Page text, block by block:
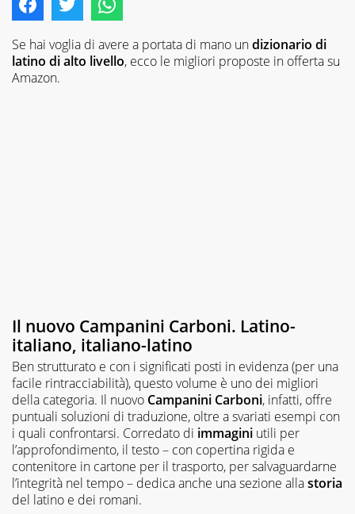
Se hai voglia di avere a portata di mano undizionario di
latino di alto livello, ecco le migliori proposte in offerta su
Amazon.
Il nuovo Campanini Carboni. Latino-
italiano, italiano-latino
Ben strutturato e con i significati posti in evidenza (per una
facile rintracciabilità), questo volume è uno dei migliori
della categoria. Il nuovo Campanini Carboni, infatti, offre
puntuali soluzioni di traduzione, oltre a svariati esempi con
i quali confrontarsi. Corredato di immagini utili per
l’approfondimento, il testo – con copertina rigida e
contenitore in cartone per il trasporto, per salvaguardarne
l’integrità nel tempo – dedica anche una sezione allastoria
del latino e dei romani.